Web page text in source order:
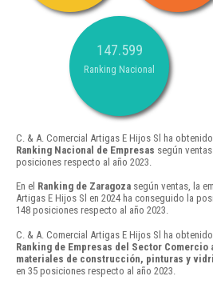
147.599
Ranking Nacional
C. & A. Comercial Artigas E Hijos Sl ha
Ranking Nacional de Empresas según
posiciones respecto al año 2023.
En el Ranking de Zaragoza según ventas, la
Artigas E Hijos Sl en 2024 ha conseguido la
148 posiciones respecto al año 2023.
C. & A. Comercial Artigas E Hijos Sl ha
Ranking de Empresas del Sector
materiales de construcción, pinturas y
en 35 posiciones respecto al año 2023.